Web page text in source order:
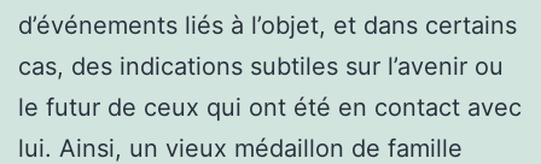
d’événements liés à l’objet, et dans certains
cas, des indications subtiles sur l’avenir ou
le futur de ceux qui ont été en contact avec
lui. Ainsi, un vieux médaillon de famille